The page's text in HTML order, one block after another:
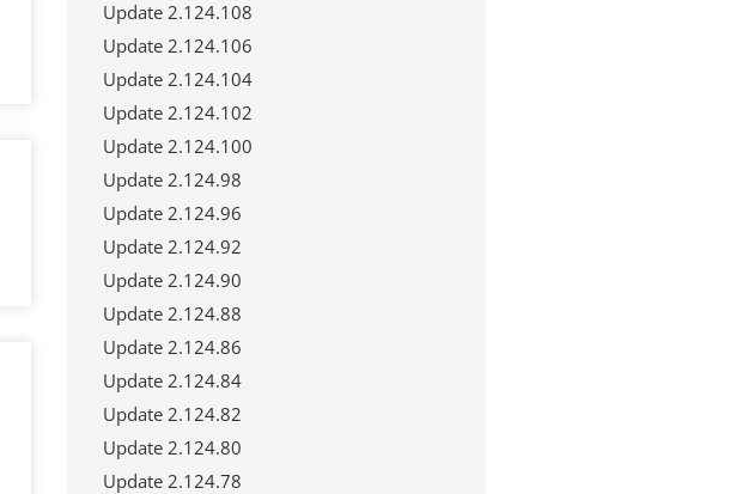
Update 2.124.108
Update 2.124.106
Update 2.124.104
Update 2.124.102
Update 2.124.100
Update 2.124.98
Update 2.124.96
Update 2.124.92
Update 2.124.90
Update 2.124.88
Update 2.124.86
Update 2.124.84
Update 2.124.82
Update 2.124.80
Update 2.124.78